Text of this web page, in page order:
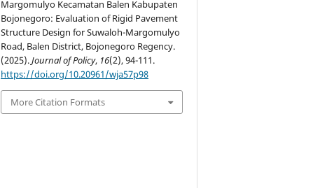
Margomulyo Kecamatan Balen Kabupaten
Bojonegoro: Evaluation of Rigid Pavement
Structure Design for Suwaloh-Margomulyo
Road, Balen District, Bojonegoro Regency.
(2025).Journal of Policy, 16(2), 94-111.
https://doi.org/10.20961/wja57p98
More Citation Formats